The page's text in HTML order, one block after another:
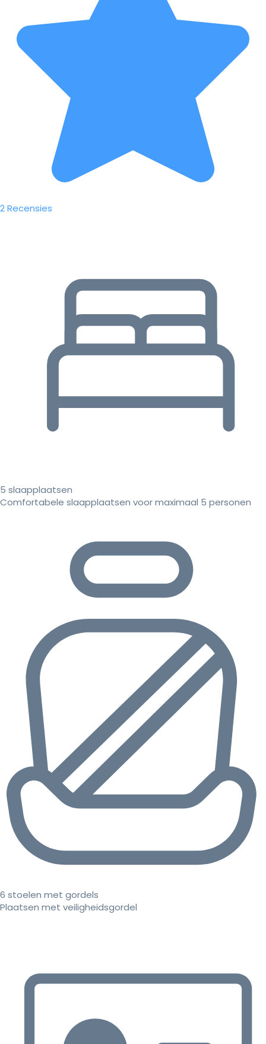
2 Recensies
5 slaapplaatsen
Comfortabele slaapplaatsen voor maximaal 5 personen
6 stoelen met gordels
Plaatsen met veiligheidsgordel